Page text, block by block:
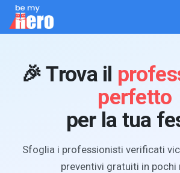
Passa al contenuto
🎉 Trova il
perfetto
per la tua
Sfoglia i professionisti verificati
preventivi gratuiti in pochi